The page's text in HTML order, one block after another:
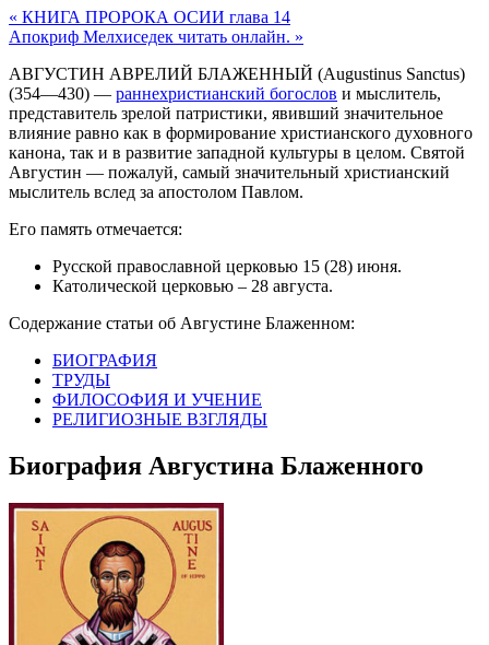
« КНИГА ПРОРОКА ОСИИ глава 14
Апокриф Мелхиседек читать онлайн. »
АВГУСТИН АВРЕЛИЙ БЛАЖЕННЫЙ (Augustinus Sanctus)
(354—430) — раннехристианский богослов и мыслитель,
представитель зрелой патристики, явивший значительное
влияние равно как в формирование христианского духовного
канона, так и в развитие западной культуры в целом. Святой
Августин — пожалуй, самый значительный христианский
мыслитель вслед за апостолом Павлом.
Его память отмечается:
Русской православной церковью 15 (28) июня.
Католической церковью – 28 августа.
Содержание статьи об Августине Блаженном:
БИОГРАФИЯ
ТРУДЫ
ФИЛОСОФИЯ И УЧЕНИЕ
РЕЛИГИОЗНЫЕ ВЗГЛЯДЫ
Биография Августина Блаженного